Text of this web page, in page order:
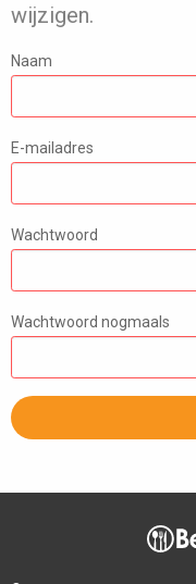
wijzigen.
Naam
E-mailadres
Wachtwoord
Wachtwoord nogmaals